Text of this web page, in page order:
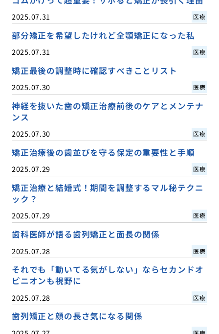
2025.07.31 医療
部分矯正を希望したけれど全顎矯正になった私
2025.07.31 医療
矯正最後の調整時に確認すべきことリスト
2025.07.30 医療
神経を抜いた歯の矯正治療前後のケアとメンテナ
ンス
2025.07.30 医療
矯正治療後の歯並びを守る保定の重要性と手順
2025.07.29 医療
矯正治療と結婚式！期間を調整するマル秘テクニ
ック？
2025.07.29 医療
歯科医師が語る歯列矯正と面長の関係
2025.07.28 医療
それでも「動いてる気がしない」ならセカンドオ
ピニオンも視野に
2025.07.28 医療
歯列矯正と顔の長さ気になる関係